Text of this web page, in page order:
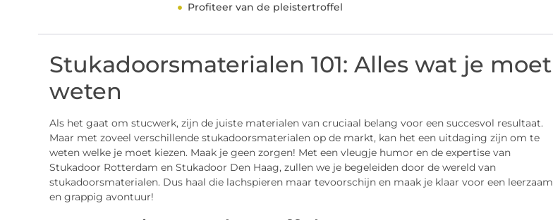
Profiteer van de pleistertroffel
Stukadoorsmaterialen 101: Alles wat je moet
weten
Als het gaat om stucwerk, zijn de juiste materialen van cruciaal belang voor een succesvol resultaat.
Maar met zoveel verschillende stukadoorsmaterialen op de markt, kan het een uitdaging zijn om te
weten welke je moet kiezen. Maak je geen zorgen! Met een vleugje humor en de expertise van
Stukadoor Rotterdam en Stukadoor Den Haag, zullen we je begeleiden door de wereld van
stukadoorsmaterialen. Dus haal die lachspieren maar tevoorschijn en maak je klaar voor een leerzaam
en grappig avontuur!